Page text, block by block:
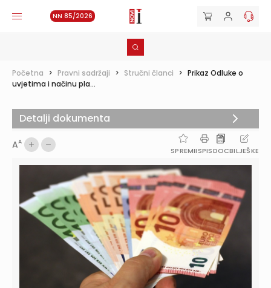
NN 85/2026
Početna > Pravni sadržaji > Stručni članci > Prikaz Odluke o
uvjetima i načinu pla...
AA
SPREMIISPISDOCBILJEŠKE
Detalji dokumenta